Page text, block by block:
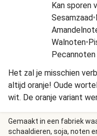
Kan sporen
Sesamzaad•
Walnoten•
Pecannoten
Het zal je misschien
altijd oranje! Oude
wit. De oranje variant
Nederland in de 17e
Gemaakt in een fabriek
schaaldieren, soja, noten